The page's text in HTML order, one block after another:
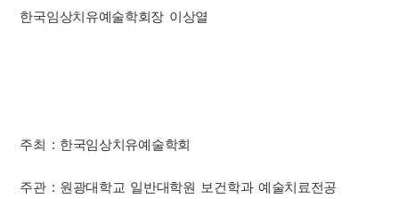
한국임상치유예술학회장 이상열
주최 : 한국임상치유예술학회
주관 : 원광대학교 일반대학원 보건학과 예술치료전공